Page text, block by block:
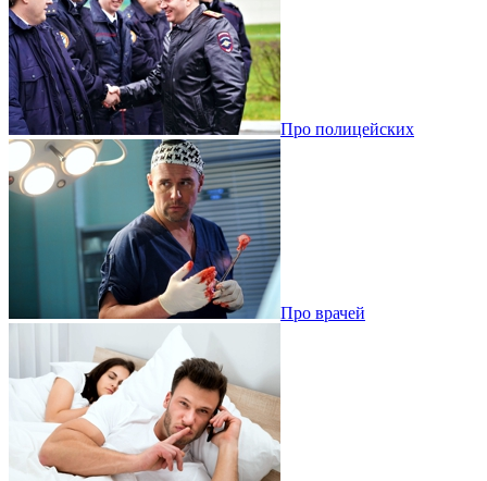
Про полицейских
Про врачей